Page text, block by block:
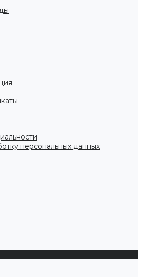
персональных данных